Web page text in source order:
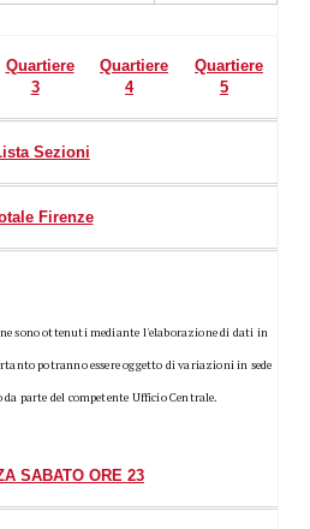
Quartiere
3
Quartiere
4
Quartiere
5
Sezioni
Firenze
sono ottenuti mediante l'elaborazione di dati in
potranno essere oggetto di variazioni in sede
parte del competente Ufficio Centrale.
SABATO ORE 23